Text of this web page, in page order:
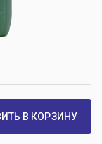
В КОРЗИНУ